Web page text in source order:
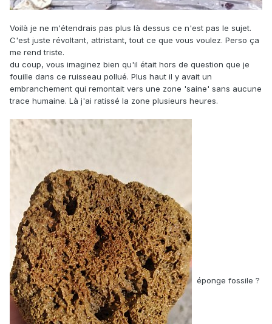
Voilà je ne m'étendrais pas plus là dessus ce n'est pas le sujet.
C'est juste révoltant, attristant, tout ce que vous voulez. Perso ça
me rend triste.
du coup, vous imaginez bien qu'il était hors de question que je
fouille dans ce ruisseau pollué. Plus haut il y avait un
embranchement qui remontait vers une zone 'saine' sans aucune
trace humaine. Là j'ai ratissé la zone plusieurs heures.
éponge fossile ?